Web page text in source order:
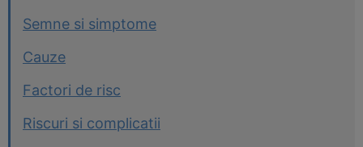
Semne si simptome
Cauze
Factori de risc
Riscuri si complicatii